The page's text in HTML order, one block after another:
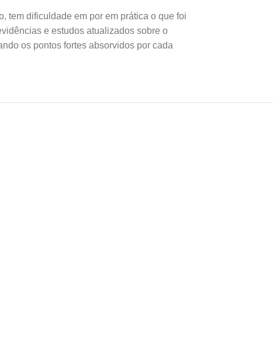
tem dificuldade em por em prática o que foi
e estudos atualizados sobre o
os pontos fortes absorvidos por cada